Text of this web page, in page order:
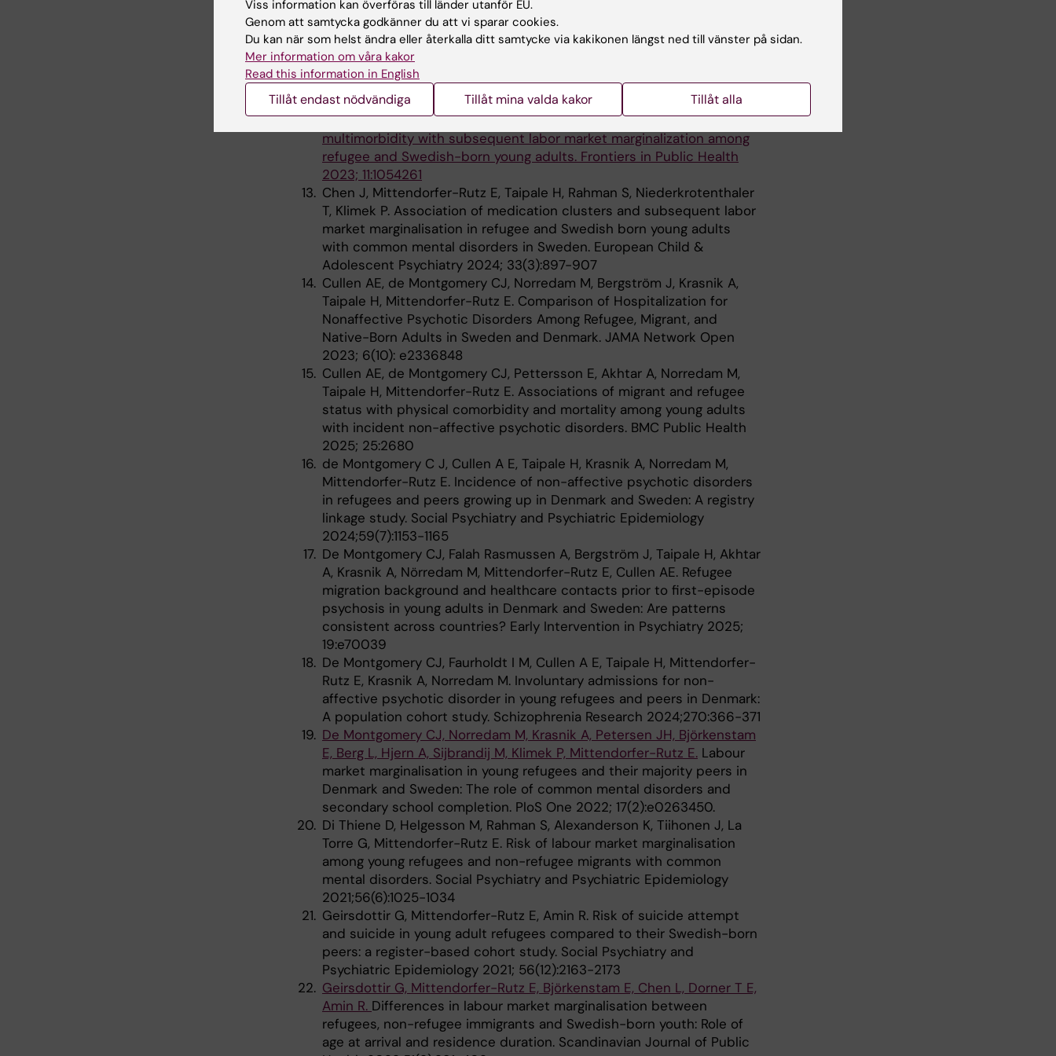
Chen J, Mittendorfer-Rutz E, Berg L, Norredam M, Sijbrandij M, Klimek
P. Associations between multimorbidity patterns and subsequent
labor market marginalization among refugees and Swedish-born
young adults – A nationwide register-based cohort study. Journal of
Personalized Medicine 2021, 11, 1305.
Chen J, Mittendorfer-Rutz E, Berg L, Norredam M, Sijbrandij M, Klimek
P. Association of common mental disorders and related
multimorbidity with subsequent labor market marginalization among
refugee and Swedish-born young adults. Frontiers in Public Health
2023; 11:1054261
Chen J, Mittendorfer-Rutz E, Taipale H, Rahman S, Niederkrotenthaler
T, Klimek P. Association of medication clusters and subsequent labor
market marginalisation in refugee and Swedish born young adults
with common mental disorders in Sweden. European Child &
Adolescent Psychiatry 2024; 33(3):897-907
Cullen AE, de Montgomery CJ, Norredam M, Bergström J, Krasnik A,
Taipale H, Mittendorfer-Rutz E. Comparison of Hospitalization for
Nonaffective Psychotic Disorders Among Refugee, Migrant, and
Native-Born Adults in Sweden and Denmark. JAMA Network Open
2023; 6(10): e2336848
Cullen AE, de Montgomery CJ, Pettersson E, Akhtar A, Norredam M,
Taipale H, Mittendorfer-Rutz E. Associations of migrant and refugee
status with physical comorbidity and mortality among young adults
with incident non-affective psychotic disorders. BMC Public Health
2025; 25:2680
de Montgomery C J, Cullen A E, Taipale H, Krasnik A, Norredam M,
Mittendorfer-Rutz E. Incidence of non-affective psychotic disorders
in refugees and peers growing up in Denmark and Sweden: A registry
linkage study. Social Psychiatry and Psychiatric Epidemiology
2024;59(7):1153-1165
De Montgomery CJ, Falah Rasmussen A, Bergström J, Taipale H, Akhtar
A, Krasnik A, Nörredam M, Mittendorfer-Rutz E, Cullen AE. Refugee
migration background and healthcare contacts prior to first-episode
psychosis in young adults in Denmark and Sweden: Are patterns
consistent across countries? Early Intervention in Psychiatry 2025;
19:e70039
De Montgomery CJ, Faurholdt I M, Cullen A E, Taipale H, Mittendorfer-
Rutz E, Krasnik A, Norredam M. Involuntary admissions for non-
affective psychotic disorder in young refugees and peers in Denmark:
A population cohort study. Schizophrenia Research 2024;270:366-371
De Montgomery CJ, Norredam M, Krasnik A, Petersen JH, Björkenstam
E, Berg L, Hjern A, Sijbrandij M, Klimek P, Mittendorfer-Rutz E. Labour
market marginalisation in young refugees and their majority peers in
Denmark and Sweden: The role of common mental disorders and
secondary school completion. PloS One 2022; 17(2):e0263450.
Di Thiene D, Helgesson M, Rahman S, Alexanderson K, Tiihonen J, La
Torre G, Mittendorfer-Rutz E. Risk of labour market marginalisation
among young refugees and non-refugee migrants with common
mental disorders. Social Psychiatry and Psychiatric Epidemiology
2021;56(6):1025-1034
Geirsdottir G, Mittendorfer-Rutz E, Amin R. Risk of suicide attempt
and suicide in young adult refugees compared to their Swedish-born
peers: a register-based cohort study. Social Psychiatry and
Psychiatric Epidemiology 2021; 56(12):2163-2173
Geirsdottir G, Mittendorfer-Rutz E, Björkenstam E, Chen L, Dorner T E,
Amin R. Differences in labour market marginalisation between
refugees, non-refugee immigrants and Swedish-born youth: Role of
age at arrival and residence duration. Scandinavian Journal of Public
Viss information kan överföras till länder utanför EU.
Genom att samtycka godkänner du att vi sparar cookies.
Du kan när som helst ändra eller återkalla ditt samtycke via kakikonen längst ned till vänster på sidan.
Mer information om våra kakor
Read this information in English
Tillåt endast nödvändiga Tillåt mina valda kakor Tillåt alla